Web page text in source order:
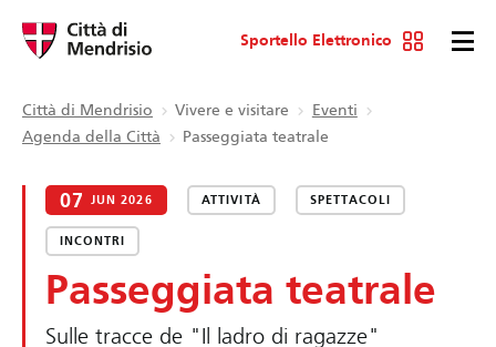
Sportello Elettronico
Città di Mendrisio Vivere e visitare
Eventi
Agenda della Città
Passeggiata teatrale
07 JUN 2026 ATTIVITÀ SPETTACOLI
INCONTRI
Passeggiata teatrale
Sulle tracce de "Il ladro di ragazze"